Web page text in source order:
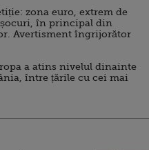
zona euro, extrem de
în principal din
Avertisment îngrijorător
a atins nivelul dinainte
între țările cu cei mai